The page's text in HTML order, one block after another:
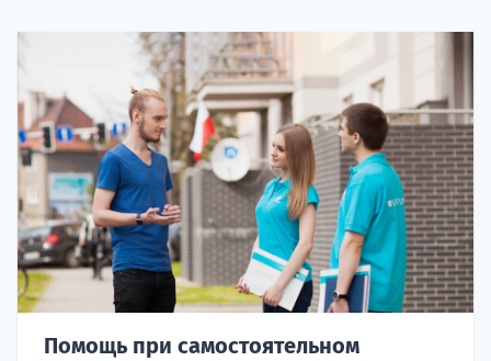
Помощь при самостоятельном